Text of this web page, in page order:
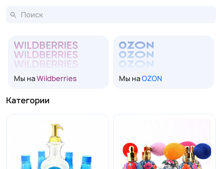
Мы наWildberries Мы наOZON
Категории